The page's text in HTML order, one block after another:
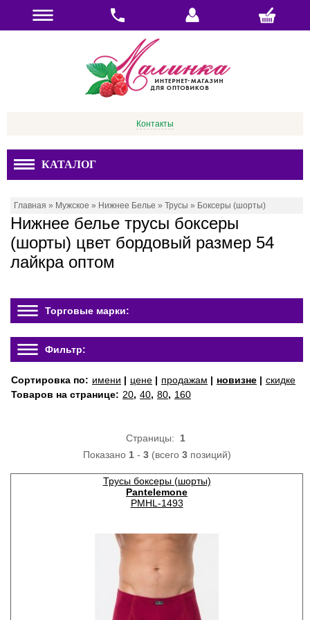
Контакты
КАТАЛОГ
Главная » Мужское » Нижнее Белье » Трусы » Боксеры (шорты)
Нижнее белье трусы боксеры
(шорты) цвет бордовый размер 54
лайкра оптом
Торговые марки:
Фильтр:
Сортировка по: имени | цене | продажам | новизне | скидке
Товаров на странице: 20, 40, 80, 160
Страницы: 1
Показано 1- 3(всего 3позиций)
Трусы боксеры (шорты)
Pantelemone
PMHL-1493